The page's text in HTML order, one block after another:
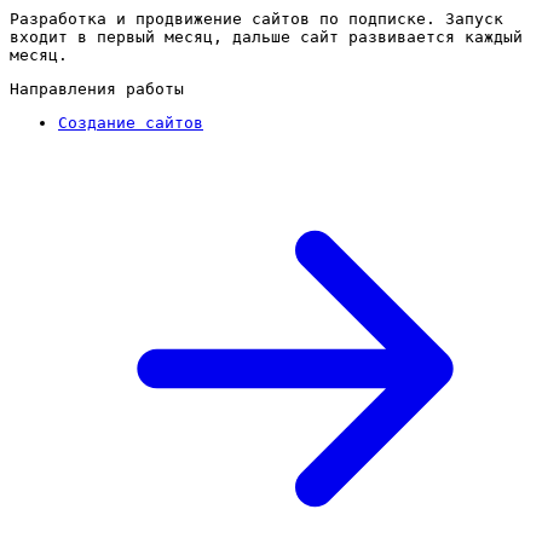
Разработка и продвижение сайтов по подписке. Запуск
входит в первый месяц, дальше сайт развивается каждый
месяц.
Направления работы
Создание сайтов